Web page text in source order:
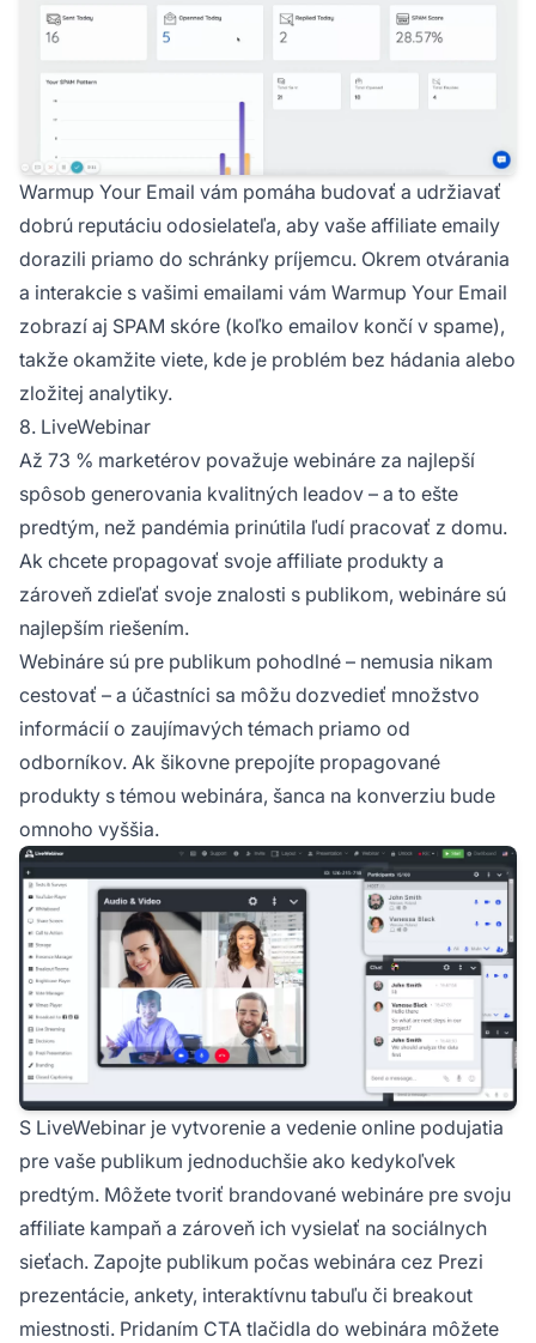
Warmup Your Email vám pomáha budovať a udržiavať
dobrú reputáciu odosielateľa, aby vaše affiliate emaily
dorazili priamo do schránky príjemcu. Okrem otvárania
a interakcie s vašimi emailami vám Warmup Your Email
zobrazí aj SPAM skóre (koľko emailov končí v spame),
takže okamžite viete, kde je problém bez hádania alebo
zložitej analytiky.
8. LiveWebinar
Až 73 % marketérov považuje webináre za najlepší
spôsob generovania kvalitných leadov – a to ešte
predtým, než pandémia prinútila ľudí pracovať z domu.
Ak chcete propagovať svoje affiliate produkty a
zároveň zdieľať svoje znalosti s publikom, webináre sú
najlepším riešením.
Webináre sú pre publikum pohodlné – nemusia nikam
cestovať – a účastníci sa môžu dozvedieť množstvo
informácií o zaujímavých témach priamo od
odborníkov. Ak šikovne prepojíte propagované
produkty s témou webinára, šanca na konverziu bude
omnoho vyššia.
S LiveWebinar je vytvorenie a vedenie online podujatia
pre vaše publikum jednoduchšie ako kedykoľvek
predtým. Môžete tvoriť brandované webináre pre svoju
affiliate kampaň a zároveň ich vysielať na sociálnych
sieťach. Zapojte publikum počas webinára cez Prezi
prezentácie, ankety, interaktívnu tabuľu či breakout
miestnosti. Pridaním CTA tlačidla do webinára môžete